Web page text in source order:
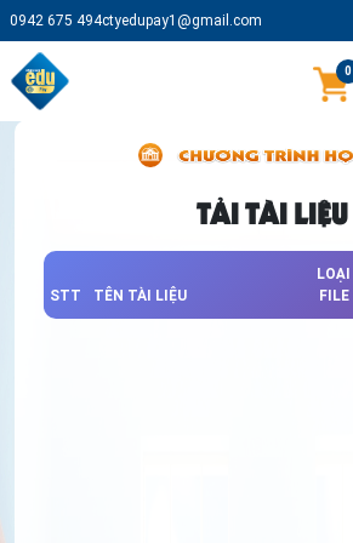
0942 675 494ctyedupay1@gmail.com
0
TẢI TÀI LIỆU
STT TÊN TÀI LIỆU
LOẠI
FILE